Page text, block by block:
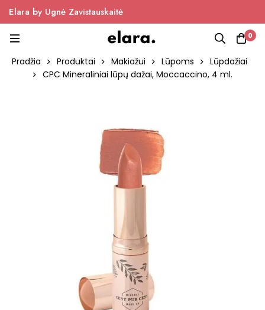
Elara by Ugnė Zavistauskaitė
0
Pradžia Produktai Makiažui Lūpoms
Lūpdažiai
CPC Mineraliniai lūpų dažai, Moccaccino, 4 ml.